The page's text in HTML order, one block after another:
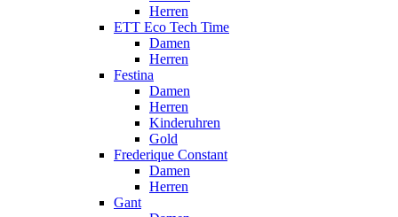
Herren
ETT Eco Tech Time
Damen
Herren
Festina
Damen
Herren
Kinderuhren
Gold
Frederique Constant
Damen
Herren
Gant